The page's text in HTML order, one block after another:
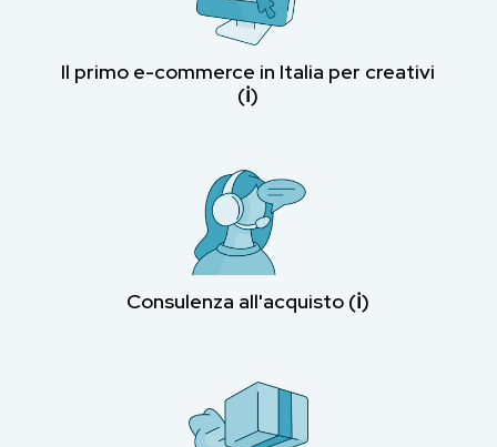
Il primo e-commerce in Italia per creativi
(ℹ︎)
Consulenza all'acquisto (ℹ︎)